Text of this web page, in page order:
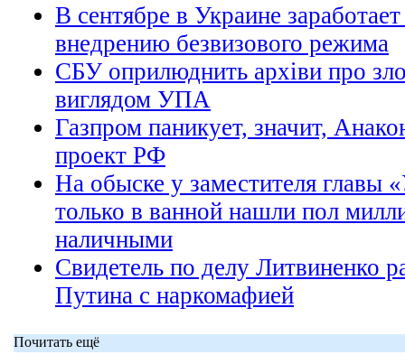
В сентябре в Украине
внедрению безвизового режима
СБУ оприлюднить архіви про
виглядом УПА
Газпром паникует, значит,
проект РФ
На обыске у заместителя главы
только в ванной нашли пол
наличными
Свидетель по делу Литвиненко
Путина с наркомафией
Почитать ещё